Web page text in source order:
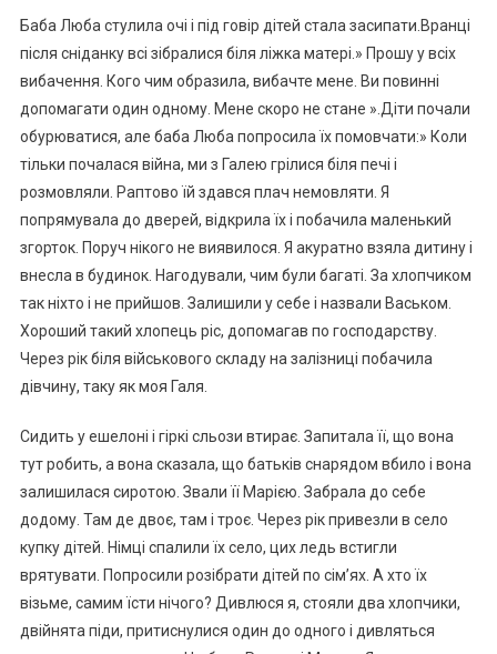
Баба Люба стулила очі і під говір дітей стала засипати.Вранці
після сніданку всі зібралися біля ліжка матері.» Прошу у всіх
вибачення. Кого чим образила, вибачте мене. Ви повинні
допомагати один одному. Мене скоро не стане ».Діти почали
обурюватися, але баба Люба попросила їх помовчати:» Коли
тільки почалася війна, ми з Галею грілися біля печі і
розмовляли. Раптово їй здався плач немовляти. Я
попрямувала до дверей, відкрила їх і побачила маленький
згорток. Поруч нікого не виявилося. Я акуратно взяла дитину і
внесла в будинок. Нагодували, чим були багаті. За хлопчиком
так ніхто і не прийшов. Залишили у себе і назвали Васьком.
Хороший такий хлопець ріс, допомагав по господарству.
Через рік біля військового складу на залізниці побачила
дівчину, таку як моя Галя.
Сидить у ешелоні і гіркі сльози втирає. Запитала її, що вона
тут робить, а вона сказала, що батьків снарядом вбило і вона
залишилася сиротою. Звали її Марією. Забрала до себе
додому. Там де двоє, там і троє. Через рік привезли в село
купку дітей. Німці спалили їх село, цих ледь встигли
врятувати. Попросили розібрати дітей по сім’ях. А хто їх
візьме, самим їсти нічого? Дивлюся я, стояли два хлопчики,
двійнята піди, притиснулися один до одного і дивляться